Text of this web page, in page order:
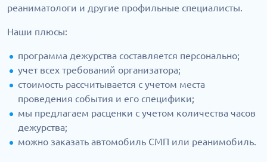
реаниматологи и другие профильные специалисты.
Наши плюсы:
программа дежурства составляется персонально;
учет всех требований организатора;
стоимость рассчитывается с учетом места
проведения события и его специфики;
мы предлагаем расценки с учетом количества часов
дежурства;
можно заказать автомобиль СМП или реанимобиль.